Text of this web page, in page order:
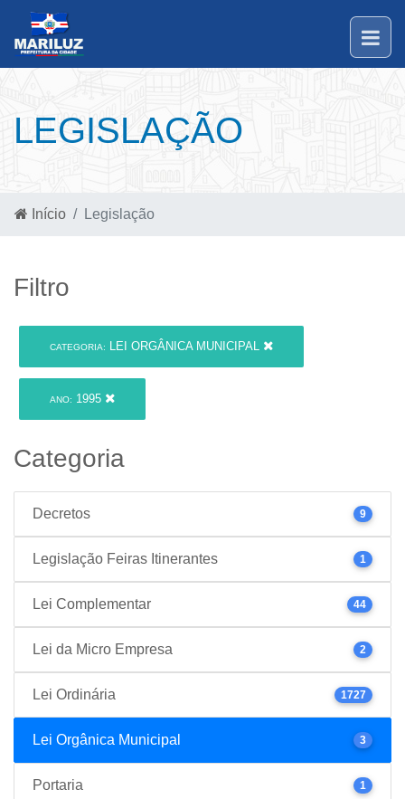
LEGISLAÇÃO
Início Legislação
Filtro
CATEGORIA: LEI ORGÂNICA MUNICIPAL
ANO: 1995
Categoria
Decretos 9
Legislação Feiras Itinerantes 1
Lei Complementar 44
Lei da Micro Empresa 2
Lei Ordinária 1727
Lei Orgânica Municipal 3
Portaria 1